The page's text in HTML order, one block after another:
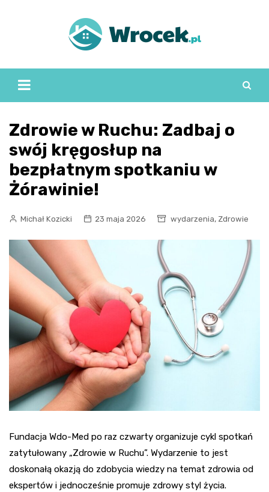
Zdrowie w Ruchu: Zadbaj o
swój kręgosłup na
bezpłatnym spotkaniu w
Żórawinie!
Michał Kozicki 23 maja 2026 wydarzenia, Zdrowie
Fundacja Wdo-Med po raz czwarty organizuje cykl spotkań
zatytułowany „Zdrowie w Ruchu”. Wydarzenie to jest
doskonałą okazją do zdobycia wiedzy na temat zdrowia od
ekspertów i jednocześnie promuje zdrowy styl życia.